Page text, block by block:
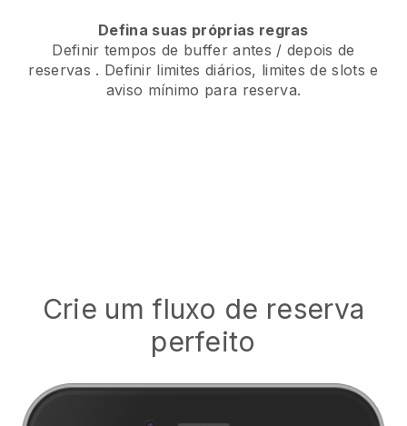
Defina suas próprias regras
Definir tempos de buffer antes / depois de
reservas . Definir limites diários, limites de slots e
aviso mínimo para reserva.
Crie um fluxo de reserva
perfeito